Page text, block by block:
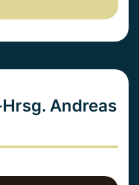
Andreas